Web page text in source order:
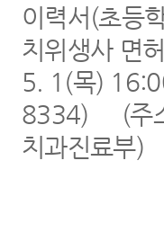
이력서(초
치위생사
5. 1(목)
8334) (주소
치과진료부)